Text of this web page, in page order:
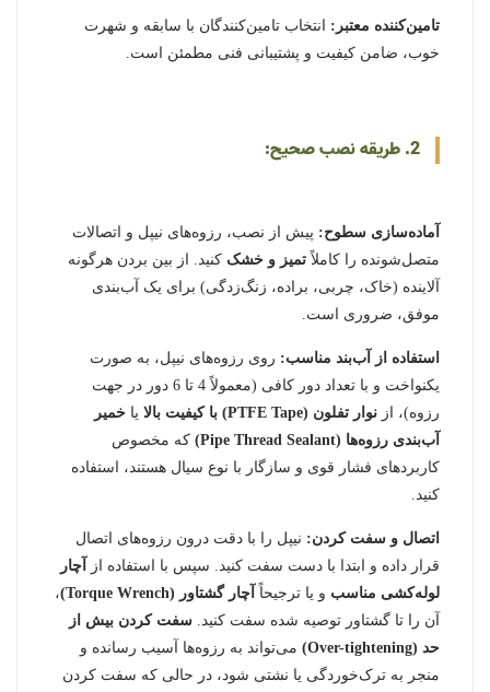
تامین‌کننده معتبر: انتخاب تامین‌کنندگان با سابقه و شهرت
خوب، ضامن کیفیت و پشتیبانی فنی مطمئن است.
2. طریقه نصب صحیح:
آماده‌سازی سطوح: پیش از نصب، رزوه‌های نیپل و اتصالات
متصل‌شونده را کاملاً تمیز و خشک کنید. از بین بردن هرگونه
آلاینده (خاک، چربی، براده، زنگ‌زدگی) برای یک آب‌بندی
موفق، ضروری است.
استفاده از آب‌بند مناسب: روی رزوه‌های نیپل، به صورت
یکنواخت و با تعداد دور کافی (معمولاً 4 تا 6 دور در جهت
رزوه)، از نوار تفلون (PTFE Tape) با کیفیت بالا یا خمیر
آب‌بندی رزوه‌ها (Pipe Thread Sealant)
که مخصوص
کاربردهای فشار قوی و سازگار با نوع سیال هستند، استفاده
کنید.
اتصال و سفت کردن: نیپل را با دقت درون رزوه‌های اتصال
قرار داده و ابتدا با دست سفت کنید. سپس با استفاده از
آچار
لوله‌کشی مناسب و یا ترجیحاً آچار گشتاور (Torque Wrench)
،
آن را تا گشتاور توصیه شده سفت کنید. سفت کردن بیش از
حد (Over-tightening)
می‌تواند به رزوه‌ها آسیب رسانده و
منجر به ترک‌خوردگی یا نشتی شود، در حالی که سفت کردن